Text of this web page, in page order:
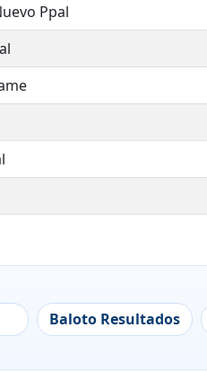
Ppal
Baloto Resultados